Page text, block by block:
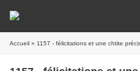
Accueil » 1157 - félicitations et une chtite